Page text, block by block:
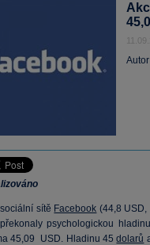
sítě Facebook (44,8
psychologickou
45,09 USD. Hladinu 45dolarů